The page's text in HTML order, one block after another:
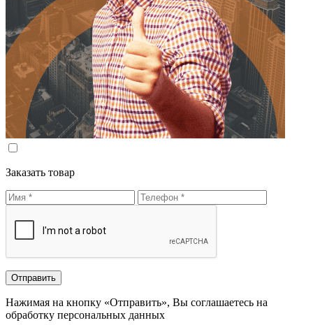
Заказать товар
Нажимая на кнопку «Отправить», Вы соглашаетесь на
обработку персональных данных